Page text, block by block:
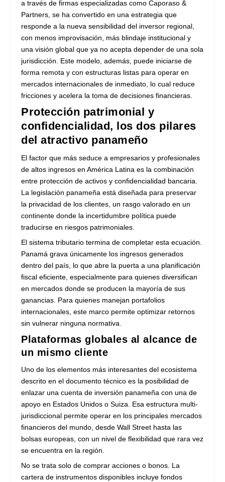
a través de firmas especializadas como Caporaso &
Partners, se ha convertido en una estrategia que
responde a la nueva sensibilidad del inversor regional,
con menos improvisación, más blindaje institucional y
una visión global que ya no acepta depender de una sola
jurisdicción. Este modelo, además, puede iniciarse de
forma remota y con estructuras listas para operar en
mercados internacionales de inmediato, lo cual reduce
fricciones y acelera la toma de decisiones financieras.
Protección patrimonial y
confidencialidad, los dos pilares
del atractivo panameño
El factor que más seduce a empresarios y profesionales
de altos ingresos en América Latina es la combinación
entre protección de activos y confidencialidad bancaria.
La legislación panameña está diseñada para preservar
la privacidad de los clientes, un rasgo valorado en un
continente donde la incertidumbre política puede
traducirse en riesgos patrimoniales.
El sistema tributario termina de completar esta ecuación.
Panamá grava únicamente los ingresos generados
dentro del país, lo que abre la puerta a una planificación
fiscal eficiente, especialmente para quienes diversifican
en mercados donde se producen la mayoría de sus
ganancias. Para quienes manejan portafolios
internacionales, este marco permite optimizar retornos
sin vulnerar ninguna normativa.
Plataformas globales al alcance de
un mismo cliente
Uno de los elementos más interesantes del ecosistema
descrito en el documento técnico es la posibilidad de
enlazar una cuenta de inversión panameña con una de
apoyo en Estados Unidos o Suiza. Esa estructura multi-
jurisdiccional permite operar en los principales mercados
financieros del mundo, desde Wall Street hasta las
bolsas europeas, con un nivel de flexibilidad que rara vez
se encuentra en la región.
No se trata solo de comprar acciones o bonos. La
cartera de instrumentos disponibles incluye fondos